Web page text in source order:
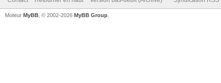
Moteur MyBB , © 2002-2026 MyBB Group